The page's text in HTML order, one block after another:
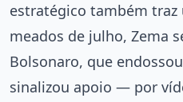
estratégico também
meados de julho, Zema
Bolsonaro, que
sinalizou apoio — por